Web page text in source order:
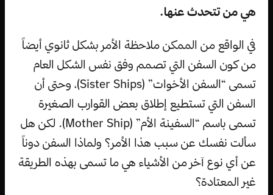
هي من تتحدث عنها.
في الواقع من الممكن ملاحظة الأمر بشكل ثانوي أيضاً
من كون السفن التي تصمم وفق نفس الشكل العام
تسمى “السفن الأخوات” (Sister Ships)، وحتى أن
السفن التي تستطيع إطلاق بعض القوارب الصغيرة
تسمى باسم “السفينة الأم” (Mother Ship). لكن هل
سألت نفسك عن سبب هذا الأمر؟ ولماذا السفن دوناً
عن أي نوع آخر من الأشياء هي ما تسمى بهذه الطريقة
غير المعتادة؟